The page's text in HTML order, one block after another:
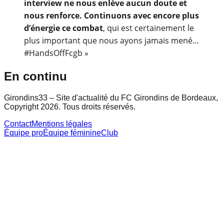
interview ne nous enlève aucun doute et
nous renforce. Continuons avec encore plus
d’énergie ce combat, qui est certainement le
plus important que nous ayons jamais mené…
#HandsOffFcgb »
En continu
Girondins33 – Site d'actualité du FC Girondins de Bordeaux,
Copyright 2026. Tous droits réservés.
ContactMentions légales
Équipe proÉquipe féminineClub